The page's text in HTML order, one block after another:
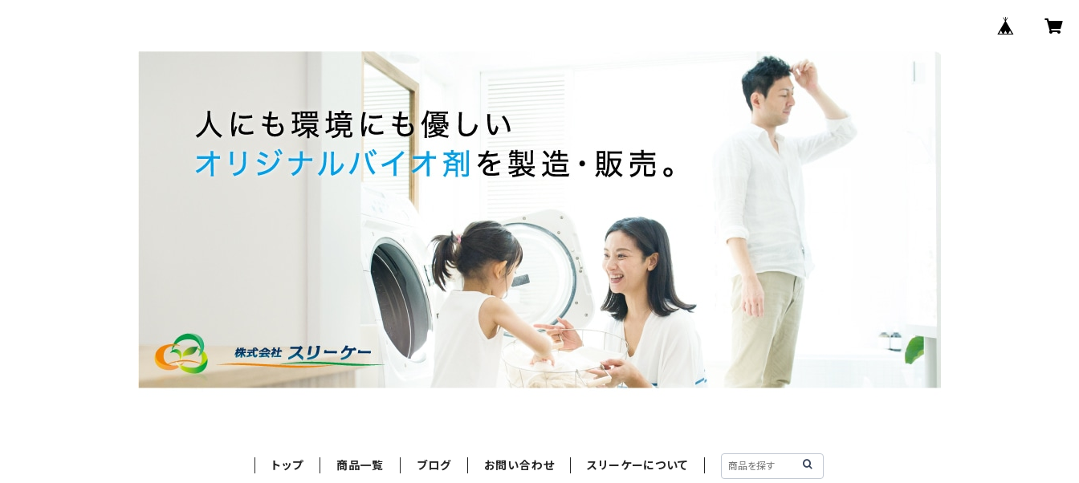
トップ 商品一覧 ブログ お問い合わせ スリーケーについて